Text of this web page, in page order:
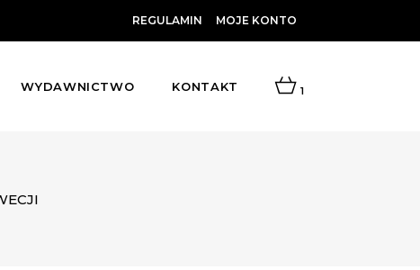
REGULAMIN MOJE KONTO
WYDAWNICTWO KONTAKT 1